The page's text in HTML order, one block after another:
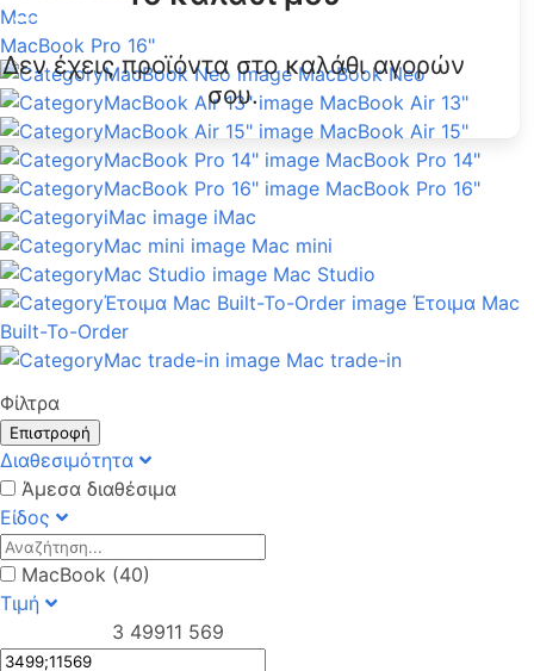
Δεν έχεις προϊόντα στο καλάθι αγορών
σου.
Mac
MacBook Pro 16"
MacBook Neo
MacBook Air 13"
MacBook Air 15"
MacBook Pro 14"
MacBook Pro 16"
iMac
Mac mini
Mac Studio
Έτοιμα Mac
Built-To-Order
Mac trade-in
Φίλτρα
Επιστροφή
Διαθεσιμότητα
Άμεσα διαθέσιμα
Είδος
MacBook (40)
Τιμή
3 49911 569